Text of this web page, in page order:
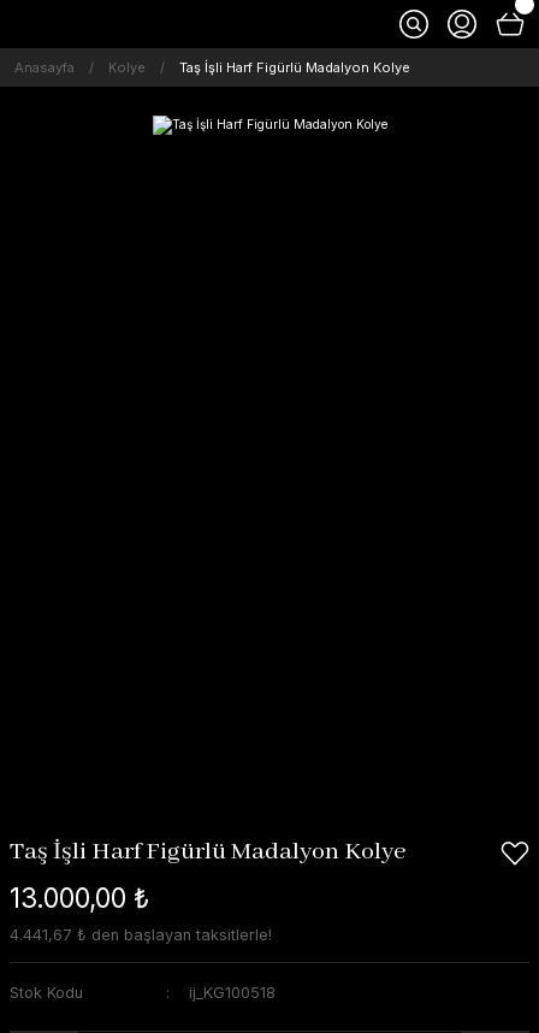
Anasayfa Kolye Taş İşli Harf Figürlü Madalyon Kolye
Taş İşli Harf Figürlü Madalyon Kolye
13.000,00 ₺
4.441,67 ₺ den başlayan taksitlerle!
Stok Kodu ij_KG100518